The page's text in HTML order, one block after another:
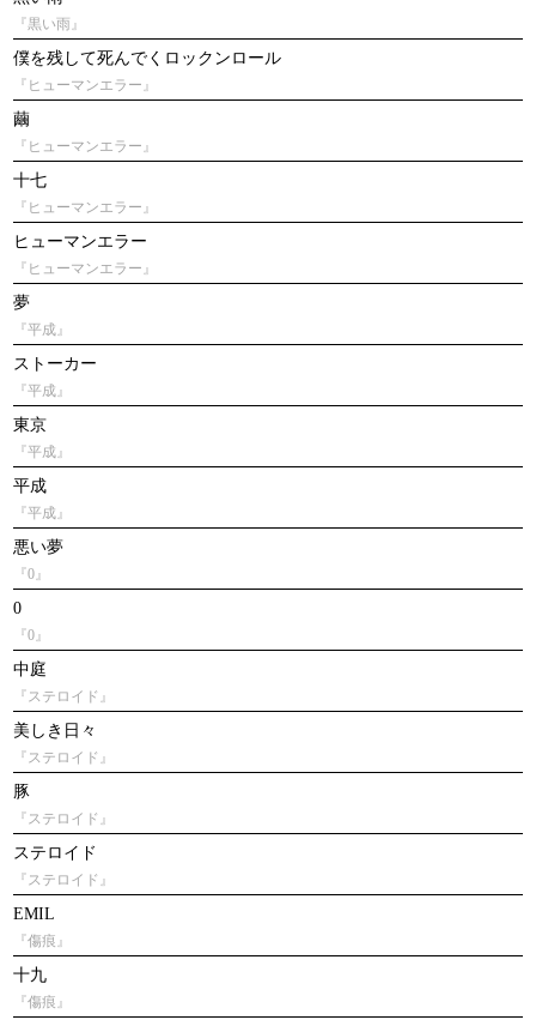
『黒い雨』
僕を残して死んでくロックンロール
『ヒューマンエラー』
繭
『ヒューマンエラー』
十七
『ヒューマンエラー』
ヒューマンエラー
『ヒューマンエラー』
夢
『平成』
ストーカー
『平成』
東京
『平成』
平成
『平成』
悪い夢
『0』
0
『0』
中庭
『ステロイド』
美しき日々
『ステロイド』
豚
『ステロイド』
ステロイド
『ステロイド』
EMIL
『傷痕』
十九
『傷痕』